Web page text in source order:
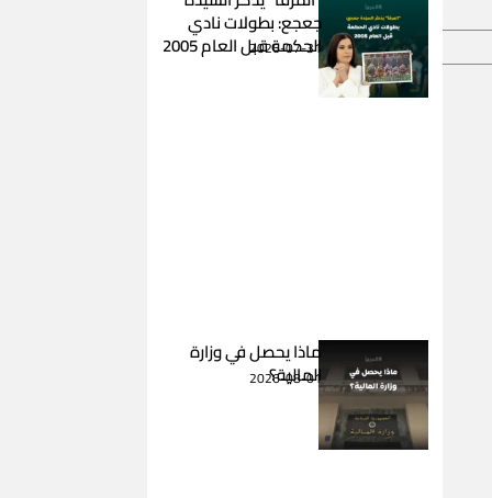
جعجع: بطولات نادي
الحكمة قبل العام 2005
2026-07-31
ماذا يحصل في وزارة
المالية؟
2026-08-01